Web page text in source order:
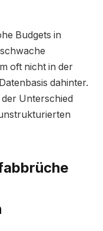
Budgets in
oft nicht in der
dahinter.
Unterschied